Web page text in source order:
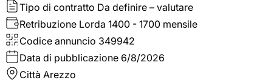
Tipo di contratto Da definire – valutare
Retribuzione Lorda 1400 - 1700 mensile
Codice annuncio 349942
Data di pubblicazione 6/8/2026
Città Arezzo